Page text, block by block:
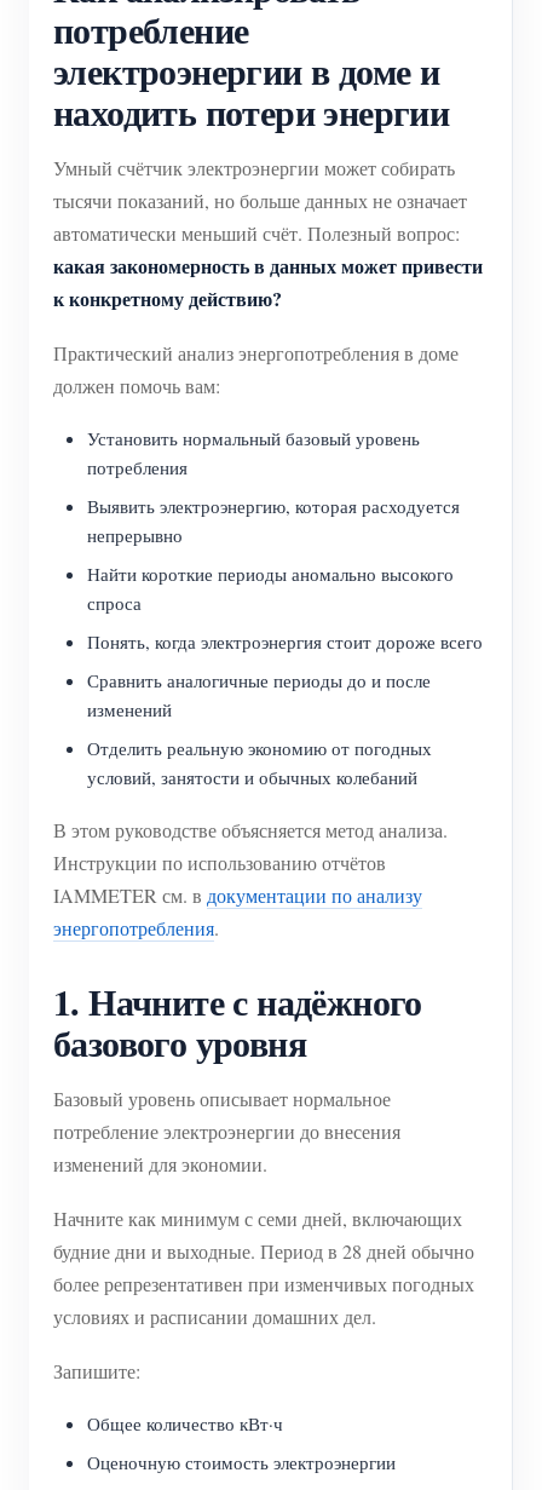
потребление
электроэнергии в доме и
находить потери энергии
Умный счётчик электроэнергии может собирать
тысячи показаний, но больше данных не означает
автоматически меньший счёт. Полезный вопрос:
какая закономерность в данных может привести
к конкретному действию?
Практический анализ энергопотребления в доме
должен помочь вам:
Установить нормальный базовый уровень
потребления
Выявить электроэнергию, которая расходуется
непрерывно
Найти короткие периоды аномально высокого
спроса
Понять, когда электроэнергия стоит дороже всего
Сравнить аналогичные периоды до и после
изменений
Отделить реальную экономию от погодных
условий, занятости и обычных колебаний
В этом руководстве объясняется метод анализа.
Инструкции по использованию отчётов
IAMMETER см. в документации по анализу
энергопотребления.
1. Начните с надёжного
базового уровня
Базовый уровень описывает нормальное
потребление электроэнергии до внесения
изменений для экономии.
Начните как минимум с семи дней, включающих
будние дни и выходные. Период в 28 дней обычно
более репрезентативен при изменчивых погодных
условиях и расписании домашних дел.
Запишите:
Общее количество кВт·ч
Оценочную стоимость электроэнергии